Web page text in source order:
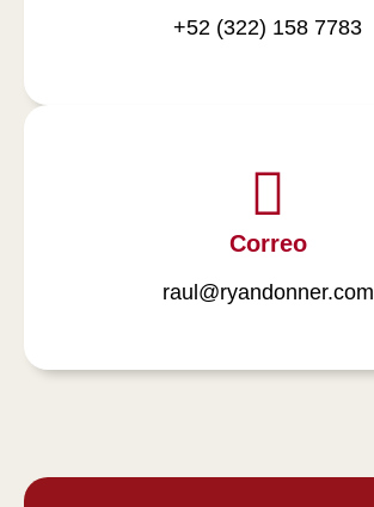
+52 (322) 158 7783
Correo
raul@ryandonner.com